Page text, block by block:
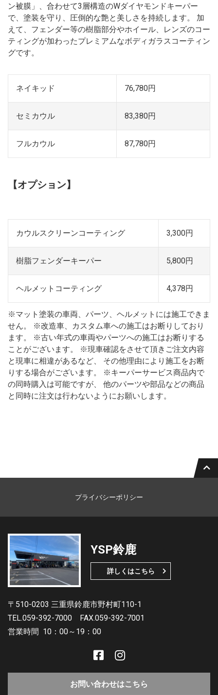
ン被膜」、合わせて3層構造のWダイヤモンドキーパー
で、塗装を守り、圧倒的な艶と美しさを持続します。 加
えて、フェンダー等の樹脂部分やホイール、レンズのコー
ティングが加わったプレミアムなボディガラスコーティン
グです。
ネイキッド 76,780円
セミカウル 83,380円
フルカウル 87,780円
【オプション】
カウルスクリーンコーティング 3,300円
樹脂フェンダーキーパー 5,800円
ヘルメットコーティング 4,378円
※マット塗装の車両、パーツ、ヘルメットには施工できま
せん。 ※改造車、カスタム車への施工はお断りしており
ます。 ※古い年式の車両やパーツへの施工はお断りする
ことがございます。 ※現車確認をさせて頂きご注文内容
と現車に相違があるなど、 その他理由により施工をお断
りする場合がございます。 ※キーパーサービス商品内で
の同時購入は可能ですが、 他のパーツや部品などの商品
と同時に注文は行わないようにお願いします。
プライバシーポリシー
YSP鈴鹿
詳しくはこちら
〒510-0203 三重県鈴鹿市野村町110-1
TEL.059-392-7000
FAX.059-392-7001
営業時間 10：00～19：00
お問い合わせはこちら